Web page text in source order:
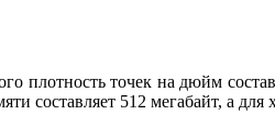
точек на дюйм
512 мегабайт, а для